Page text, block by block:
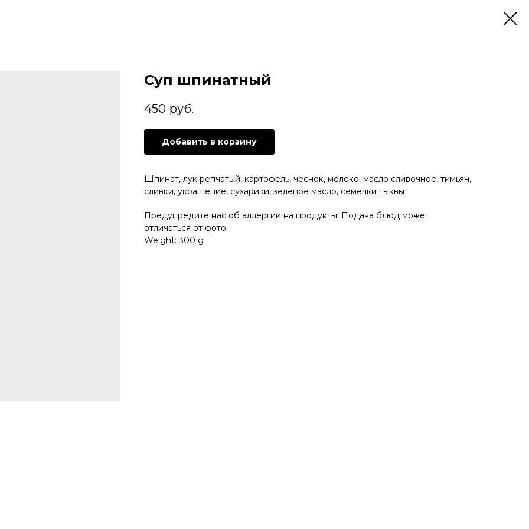
Суп шпинатный
450 руб.
Добавить в корзину
Шпинат, лук репчатый, картофель, чеснок, молоко, масло сливочное, тимьян,
сливки, украшение, сухарики, зеленое масло, семечки тыквы
Предупредите нас об аллергии на продукты: Подача блюд может
отличаться от фото.
Weight: 300 g